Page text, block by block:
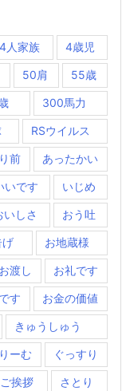
4人家族 4歳児
50肩 55歳
300馬力
RSウイルス
前 あったかい
いです いじめ
いしさ おう吐
げ お地蔵様
お渡し お礼です
す お金の価値
きゅうしゅう
ーむ ぐっすり
ご挨拶 さとり